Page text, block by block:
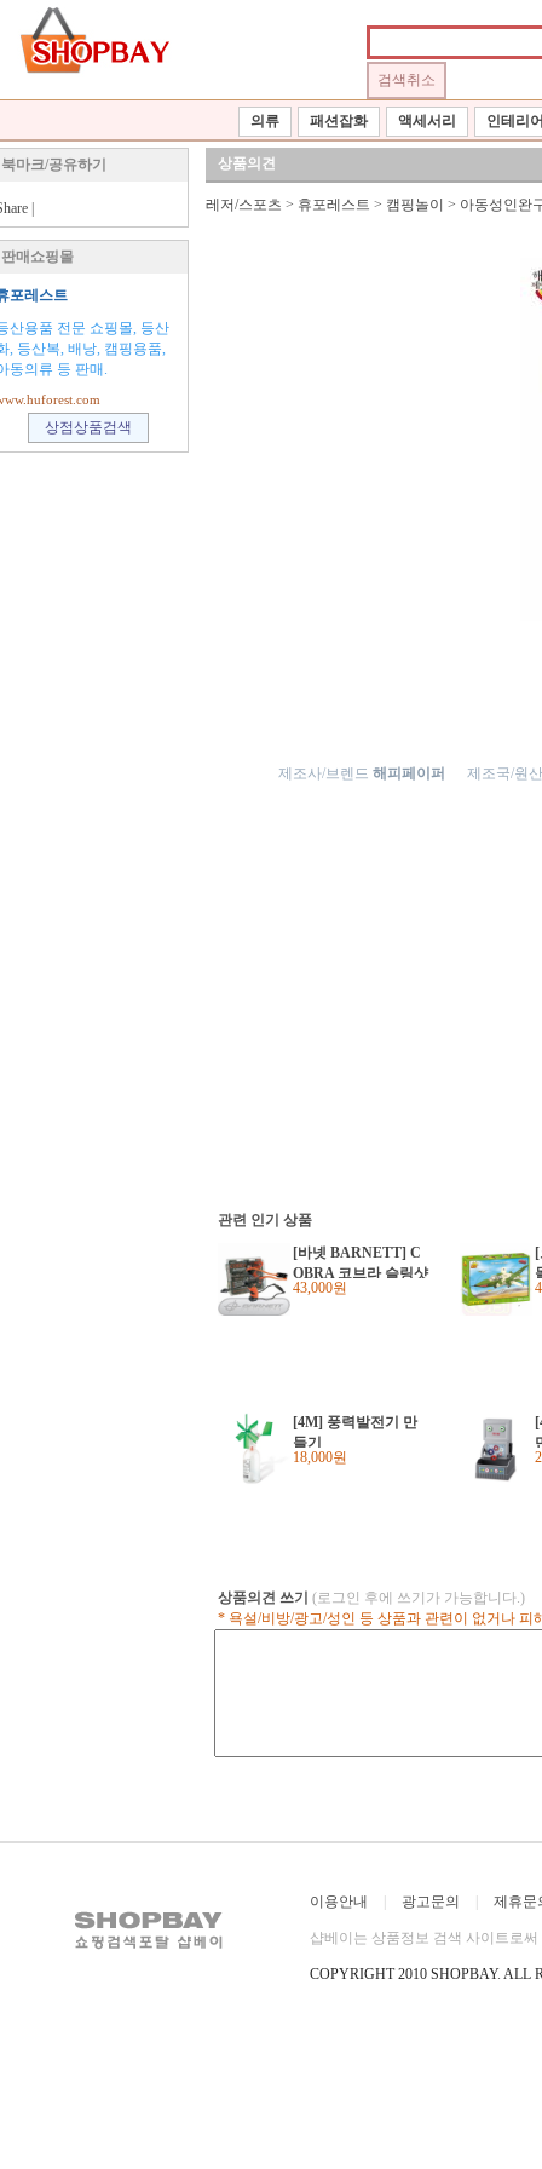
의류 패션잡화 액세서리 인테리
북마크/공유하기
판매쇼핑몰
포레스트
산용품 전문 쇼핑몰, 등산
, 등산복, 배낭, 캠핑용품,
동의류 등 판매.
상품의견
레저/스포츠 > 휴포레스트 > 캠핑놀이 > 아동성인완
제조사/브렌드 해피페이퍼 제조국/원
관련 인기 상품
[바넷 BARNETT] C
OBRA 코브라 슬링샷
43,000원
[4M] 풍력발전기 만
들기
18,000원
상품의견 쓰기 (로그인 후에 쓰기가 가능합니다.)
* 욕설/비방/광고/성인 등 상품과 관련이 없거나
이용안내 광고문의 제휴문
샵베이는 상품정보 검색 사이트로
COPYRIGHT 2010 SHOPBAY. ALL